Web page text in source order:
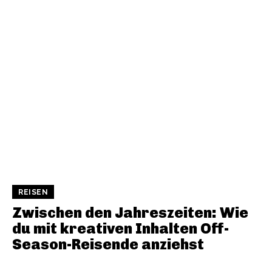
REISEN
Zwischen den Jahreszeiten: Wie
du mit kreativen Inhalten Off-
Season-Reisende anziehst